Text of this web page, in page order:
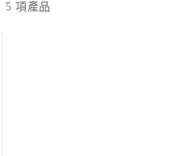
5 項產品